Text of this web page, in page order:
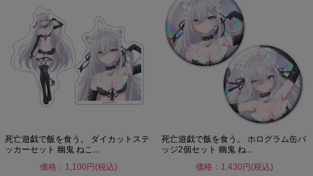
死亡遊戯で飯を食う。 ダイカットステ
ッカーセット 幽鬼 ねこ...
価格：1,100円(税込)
死亡遊戯で飯を食う。 ホログラム缶バ
ッジ2個セット 幽鬼 ね...
価格：1,430円(税込)